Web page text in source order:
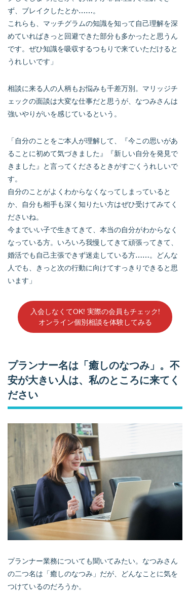
ず、ブレイクしたとか……。
これらも、マッチグラムの知識を知って自己理解を深
めていればきっと回避できた部分も多かったと思うん
です。ぜひ知識を吸収するつもりで来ていただけると
うれしいです」
相談に来る人の人柄もお悩みも千差万別。マリッジチ
ェックの面談は大変な仕事だと思うが、なつみさんは
強いやりがいを感じているという。
「自分のことをご本人が理解して、『今この思いがあ
ることに初めて気づきました』『新しい自分を発見で
きました』と言ってくださるときがすごくうれしいで
す。
自分のことがよくわからなくなってしまっていると
か、自分も相手も深く知りたい方はぜひ受けてみてく
ださいね。
今までいい子で生きてきて、本当の自分がわからなく
なっている方。いろいろ我慢してきて頑張ってきて、
婚活でも自己主張できず迷走している方……。どんな
人でも、きっと次の行動に向けてすっきりできると思
います」
入会しなくてOK! 実際の会員もチェック!
オンライン個別相談を体験してみる
プランナー名は「癒しのなつみ」。不
安が大きい人は、私のところに来てく
ださい
プランナー業務についても聞いてみたい。なつみさん
の二つ名は「癒しのなつみ」だが、どんなことに気を
つけているのだろうか。